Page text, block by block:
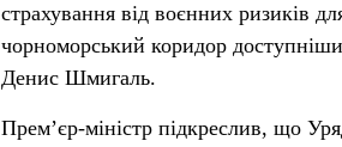
страхування від воєнних ризиків
чорноморський коридор
Денис Шмигаль.
Прем’єр-міністр підкреслив, що